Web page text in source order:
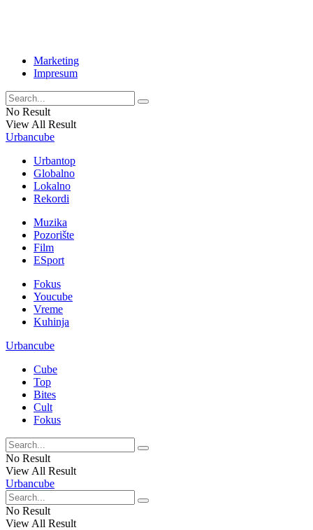
Marketing
Impresum
No Result
View All Result
Urbancube
Urbantop
Globalno
Lokalno
Rekordi
Muzika
Pozorište
Film
ESport
Fokus
Youcube
Vreme
Kuhinja
Urbancube
Cube
Top
Bites
Cult
Fokus
No Result
View All Result
Urbancube
No Result
View All Result